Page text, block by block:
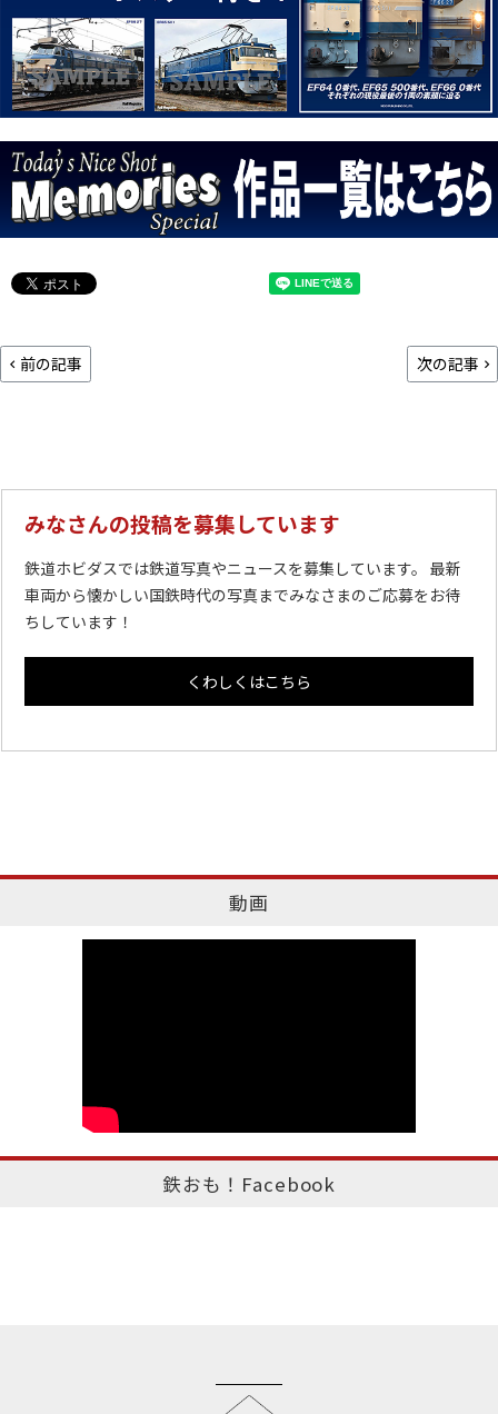
前の記事 次の記事
みなさんの投稿を募集しています
鉄道ホビダスでは鉄道写真やニュースを募集しています。 最新
車両から懐かしい国鉄時代の写真までみなさまのご応募をお待
ちしています！
くわしくはこちら
動画
鉄おも！Facebook